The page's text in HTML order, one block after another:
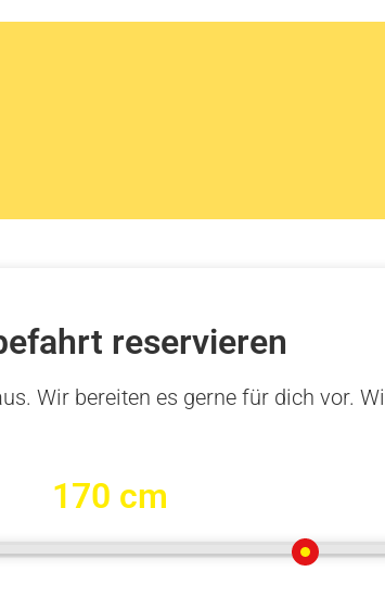
reservieren
Wir bereiten es gerne für dich vor.
170 cm